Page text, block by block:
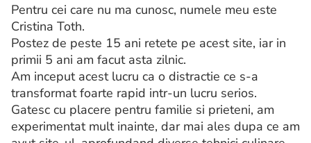
Pentru cei care nu ma cunosc, numele meu este
Cristina Toth.
Postez de peste 15 ani retete pe acest site, iar in
primii 5 ani am facut asta zilnic.
Am inceput acest lucru ca o distractie ce s-a
transformat foarte rapid intr-un lucru serios.
Gatesc cu placere pentru familie si prieteni, am
experimentat mult inainte, dar mai ales dupa ce am